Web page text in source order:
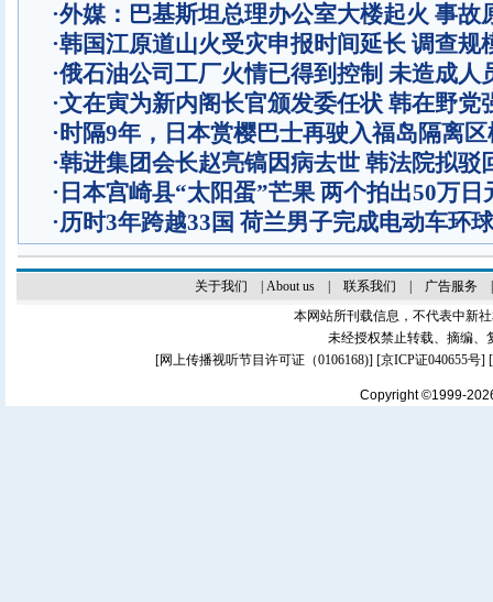
·外媒：巴基斯坦总理办公室大楼起火 事故
·韩国江原道山火受灾申报时间延长 调查规
·俄石油公司工厂火情已得到控制 未造成人
·文在寅为新内阁长官颁发委任状 韩在野党
·时隔9年，日本赏樱巴士再驶入福岛隔离
·韩进集团会长赵亮镐因病去世 韩法院拟驳
· 日本宫崎县“太阳蛋”芒果 两个拍出50万日
·历时3年跨越33国 荷兰男子完成电动车环
关于我们 About us| 联系我们 广告服务
本网站所刊载信息，不代表中新
未经授权禁止转载、摘编、
[网上传播视听节目许可证（0106168)] [京ICP证040655号]
Copyright ©1999-